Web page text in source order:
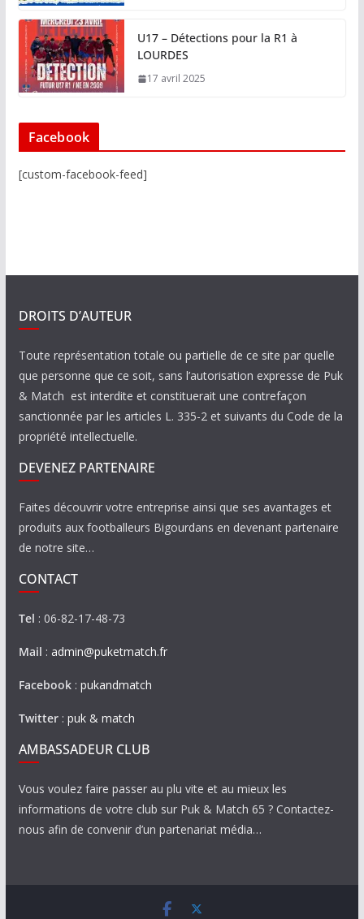
U17 – Détections pour la R1 à
LOURDES
17 avril 2025
Facebook
[custom-facebook-feed]
DROITS D’AUTEUR
Toute représentation totale ou partielle de ce site par quelle
que personne que ce soit, sans l’autorisation expresse de Puk
& Match est interdite et constituerait une contrefaçon
sanctionnée par les articles L. 335-2 et suivants du Code de la
propriété intellectuelle.
DEVENEZ PARTENAIRE
Faites découvrir votre entreprise ainsi que ses avantages et
produits aux footballeurs Bigourdans en devenant partenaire
de notre site…
CONTACT
Tel : 06-82-17-48-73
Mail : admin@puketmatch.fr
Facebook: pukandmatch
Twitter: puk & match
AMBASSADEUR CLUB
Vous voulez faire passer au plu vite et au mieux les
informations de votre club sur Puk & Match 65 ? Contactez-
nous afin de convenir d’un partenariat média…